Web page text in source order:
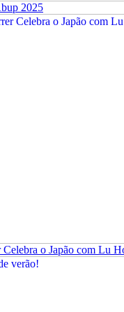
2025
o Japão com Lu